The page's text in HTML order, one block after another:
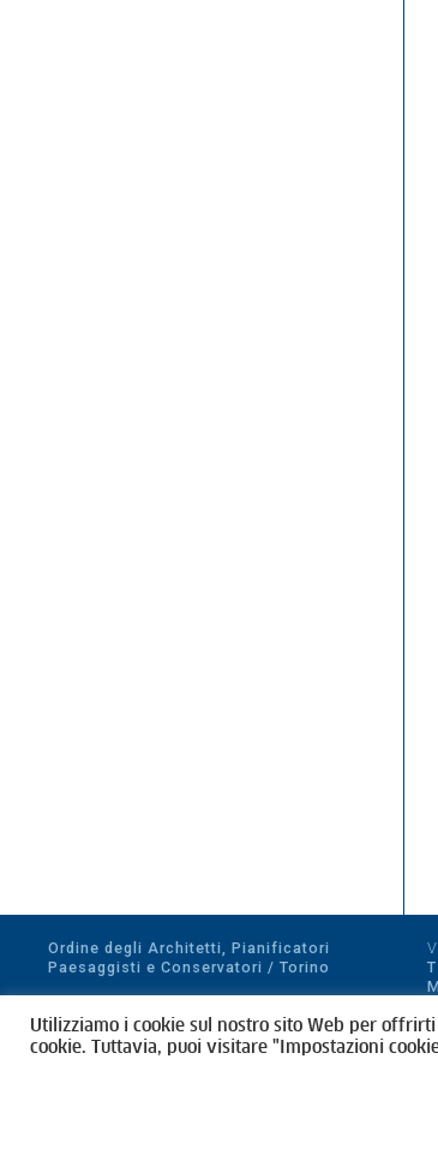
Ordine degli Architetti, Pianificatori
Paesaggisti e Conservatori / Torino
CF 80089280012
T
Utilizziamo i cookie sul nostro sito Web per
cookie. Tuttavia, puoi visitare "Impostazioni